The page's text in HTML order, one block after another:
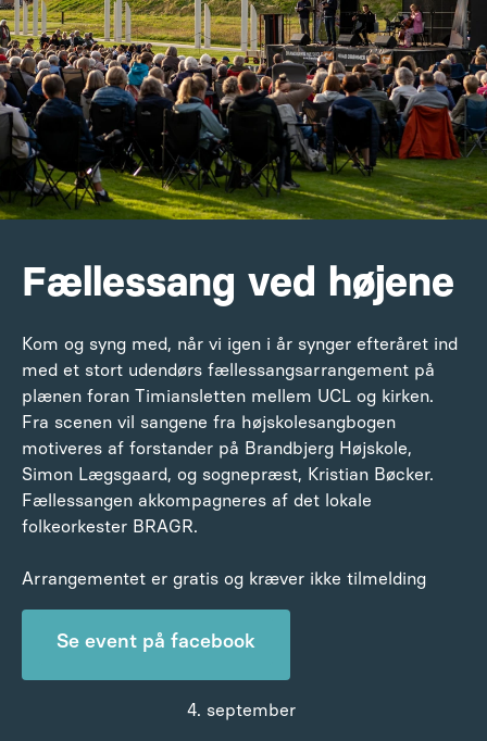
Fællessang ved højene
Kom og syng med, når vi igen i år synger efteråret ind
med et stort udendørs fællessangsarrangement på
plænen foran Timiansletten mellem UCL og kirken.
Fra scenen vil sangene fra højskolesangbogen
motiveres af forstander på Brandbjerg Højskole,
Simon Lægsgaard, og sognepræst, Kristian Bøcker.
Fællessangen akkompagneres af det lokale
folkeorkester BRAGR.
Arrangementet er gratis og kræver ikke tilmelding
Se event på facebook
4. september